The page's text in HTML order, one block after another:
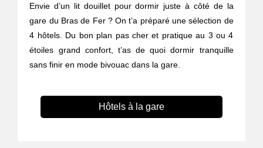
Envie d’un lit douillet pour dormir juste à côté de la
gare du Bras de Fer ? On t’a préparé une sélection de
4 hôtels. Du bon plan pas cher et pratique au 3 ou 4
étoiles grand confort, t’as de quoi dormir tranquille
sans finir en mode bivouac dans la gare.
Hôtels à la gare